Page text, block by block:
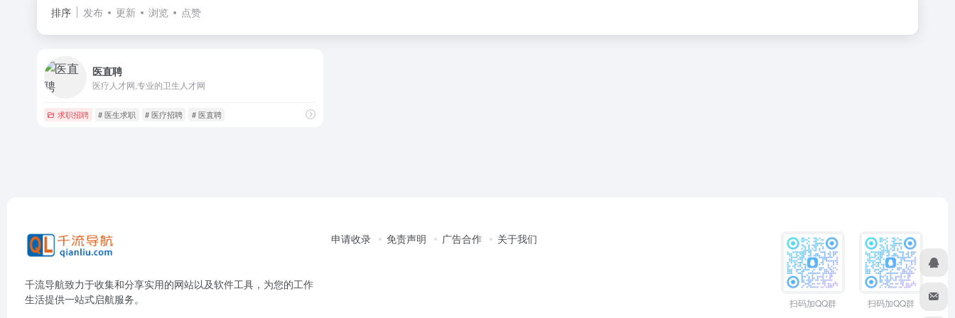
排序 发布 更新 浏览 点赞
医直聘
医疗人才网,专业的卫生人才网
求职招聘 # 医生求职 # 医疗招聘 # 医直聘
千流导航致力于收集和分享实用的网站以及软件工具，为您的工作
生活提供一站式启航服务。
申请收录 免责声明 广告合作 关于我们
扫码加QQ群 扫码加QQ群